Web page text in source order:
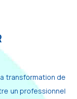
transformation de
un professionnel